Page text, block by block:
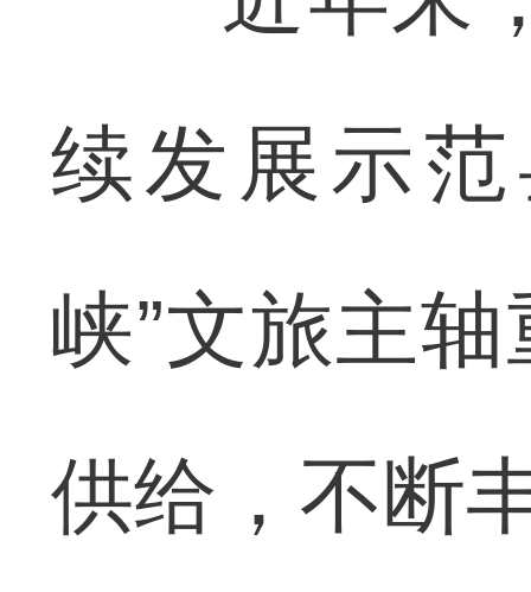
续发展示
峡”文旅主
供给，不断